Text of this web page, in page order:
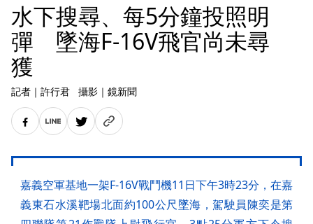
水下搜尋、每5分鐘投照明
彈 墜海F-16V飛官尚未尋
獲
記者 ｜ 許行君 攝影 ｜ 鏡新聞
嘉義空軍基地一架F-16V戰鬥機11日下午3時23分，在嘉
義東石水溪靶場北面約100公尺墜海，駕駛員陳奕是第